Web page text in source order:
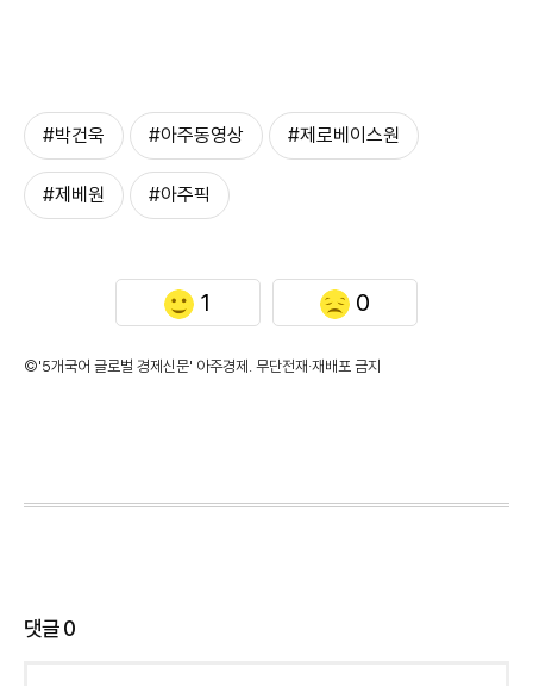
#박건욱 #아주동영상 #제로베이스원
#제베원 #아주픽
1 0
©'5개국어 글로벌 경제신문' 아주경제. 무단전재·재배포 금지
댓글0